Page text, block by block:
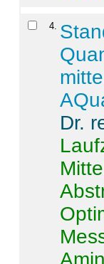
4
Dr.